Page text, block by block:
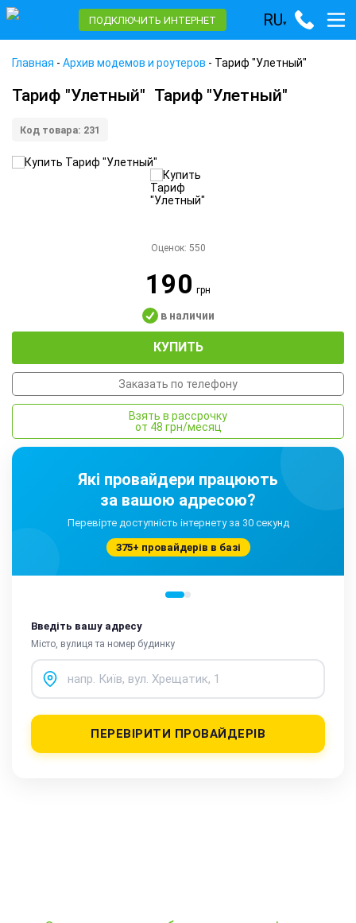
ПОДКЛЮЧИТЬ ИНТЕРНЕТ RU▾
Главная - Архив модемов и роутеров - Тариф "Улетный"
Тариф "Улетный" Тариф "Улетный"
Код товара: 231
Оценок: 550
190грн
в наличии
КУПИТЬ
Заказать по телефону
Взять в рассрочку
от 48 грн/месяц
Які провайдери працюють
за вашою адресою?
Перевірте доступність інтернету за 30 секунд
375+ провайдерів в базі
Введіть вашу адресу
Місто, вулиця та номер будинку
ПЕРЕВІРИТИ ПРОВАЙДЕРІВ